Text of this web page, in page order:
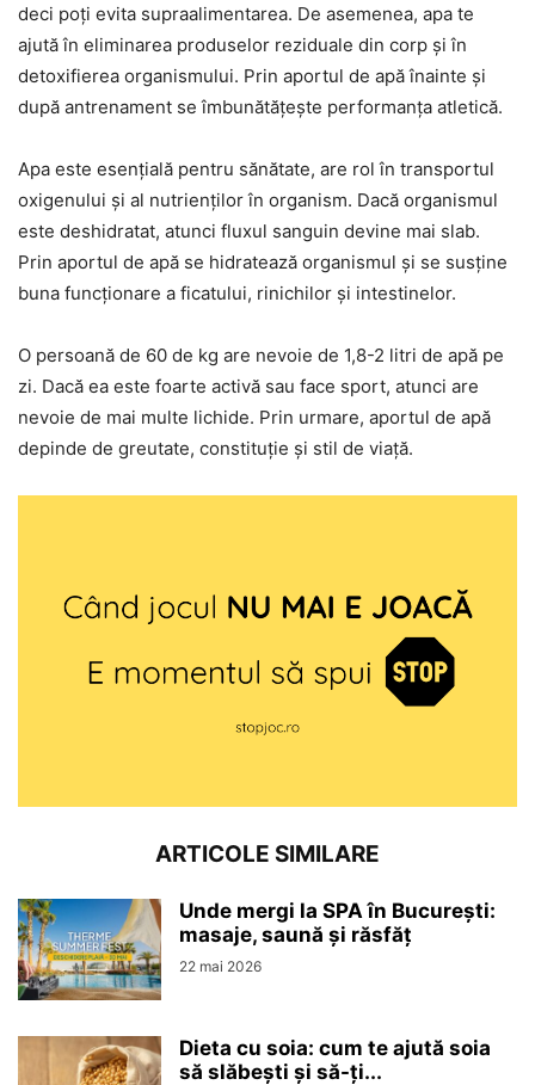
deci poți evita supraalimentarea. De asemenea, apa te
ajută în eliminarea produselor reziduale din corp și în
detoxifierea organismului. Prin aportul de apă înainte și
după antrenament se îmbunătățește performanța atletică.
Apa este esențială pentru sănătate, are rol în transportul
oxigenului și al nutrienților în organism. Dacă organismul
este deshidratat, atunci fluxul sanguin devine mai slab.
Prin aportul de apă se hidratează organismul și se susține
buna funcționare a ficatului, rinichilor și intestinelor.
O persoană de 60 de kg are nevoie de 1,8-2 litri de apă pe
zi. Dacă ea este foarte activă sau face sport, atunci are
nevoie de mai multe lichide. Prin urmare, aportul de apă
depinde de greutate, constituție și stil de viață.
ARTICOLE SIMILARE
Unde mergi la SPA în București:
masaje, saună și răsfăț
22 mai 2026
Dieta cu soia: cum te ajută soia
să slăbești și să-ți...